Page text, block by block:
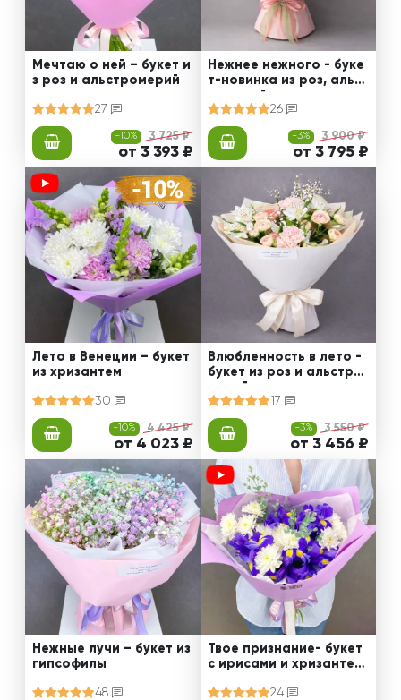
Мечтаю о ней – букет и
з роз и альстромерий
27
-10% 3 725 ₽
от 3 393 ₽
Нежнее нежного - буке
т-новинка из роз, альст
ромерий и калл
26
-3% 3 900 ₽
от 3 795 ₽
Лето в Венеции – букет
из хризантем
30
-10% 4 425 ₽
от 4 023 ₽
Влюбленность в лето -
букет из роз и альстро
мерий
17
-3% 3 550 ₽
от 3 456 ₽
Нежные лучи – букет из
гипсофилы
48
Твое признание- букет
с ирисами и хризантем
24